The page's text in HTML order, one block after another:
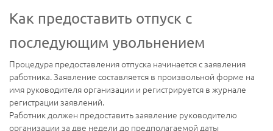
Как предоставить отпуск с
последующим увольнением
Процедура предоставления отпуска начинается с заявления
работника. Заявление составляется в произвольной форме на
имя руководителя организации и регистрируется в журнале
регистрации заявлений.
Работник должен предоставить заявление руководителю
организации за две недели до предполагаемой даты